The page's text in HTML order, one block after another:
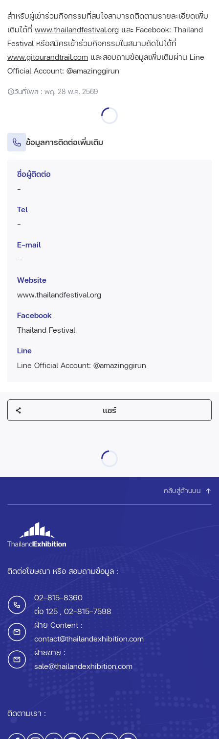
สำหรับผู้เข้าร่วมกิจกรรมที่สนใจสามารถติดตามรายละเอียดเพิ่ม
เติมได้ที่ www.thailandfestival.org และ Facebook: Thailand
Festival หรือสมัครเข้าร่วมกิจกรรมในสนามถัดไปได้ที่
www.gitourandtrail.com และสอบถามข้อมูลเพิ่มเติมผ่าน Line
Official Account: @amazinggirun
วันที่โพส : พฤ. 28 พ.ค. 2569
ข้อมูลการติดต่อเพิ่มเติม
ชื่อผู้ติดต่อ
-
Tel
-
E-mail
-
Website
www.thailandfestival.org
Facebook
Thailand Festival
Line
Line Official Account: @amazinggirun
แชร์
กลับสู่ด้านบน
ติดต่อโฆษณา หรือ สอบถามข้อมูล :
02-815-8360
ต่อ 125 , 02-815-7598
ฝ่าย Content :
contact@thailandexhibition.com
ฝ่ายขาย :
sale@thailandexhibition.com
ติดตามเรา :